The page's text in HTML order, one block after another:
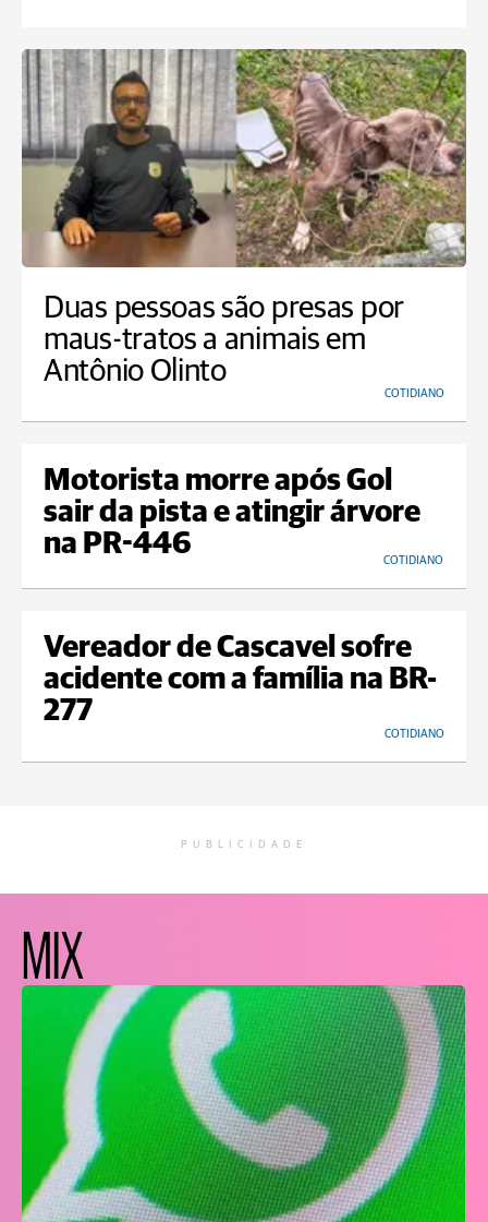
Duas pessoas são presas por
maus-tratos a animais em
Antônio Olinto
COTIDIANO
Motorista morre após Gol
sair da pista e atingir árvore
na PR-446
COTIDIANO
Vereador de Cascavel sofre
acidente com a família na BR-
277
COTIDIANO
PUBLICIDADE
MIX